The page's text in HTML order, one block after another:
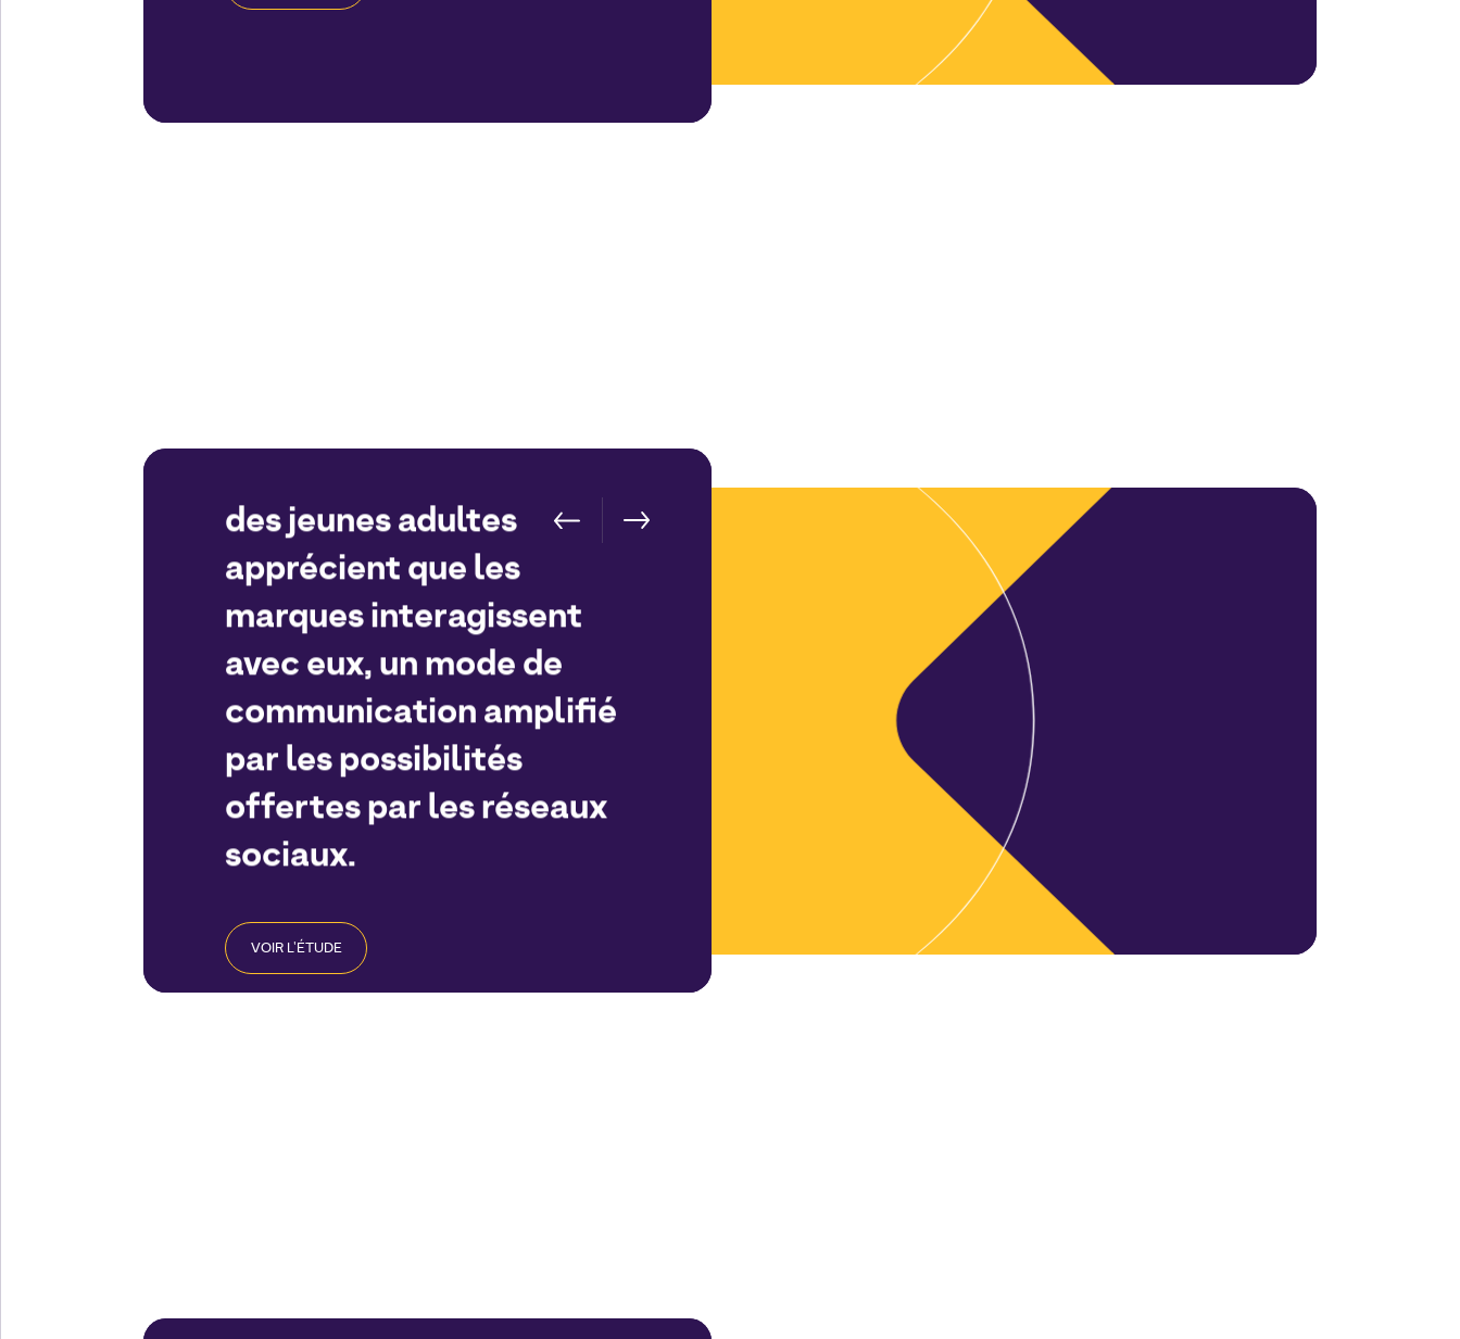
des jeunes adultes
apprécient que les
marques interagissent
avec eux, un mode de
communication amplifié
par les possibilités
offertes par les réseaux
sociaux.
VOIR L'ÉTUDE